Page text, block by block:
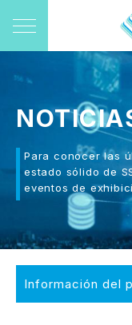
Para conocer las
estado sólido de
eventos de
tendencias del
canales de
Información del